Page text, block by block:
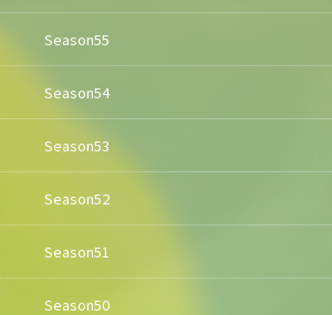
Season55
Season54
Season53
Season52
Season51
Season50